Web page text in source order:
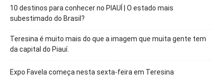
10 destinos para conhecer no PIAUÍ | O estado mais
subestimado do Brasil?
Teresina é muito mais do que a imagem que muita gente tem
da capital do Piauí.
Expo Favela começa nesta sexta-feira em Teresina